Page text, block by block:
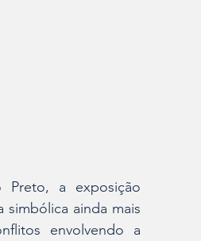
a exposição
simbólica ainda mais
envolvendo a